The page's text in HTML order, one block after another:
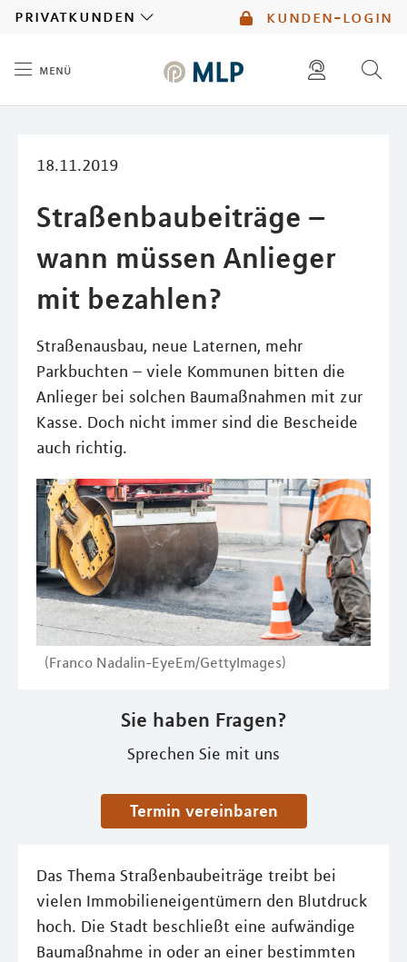
kunden-login
privatkunden
menü
18.11.2019
Straßenbaubeiträge –
wann müssen Anlieger
mit bezahlen?
Straßenausbau, neue Laternen, mehr
Parkbuchten – viele Kommunen bitten die
Anlieger bei solchen Baumaßnahmen mit zur
Kasse. Doch nicht immer sind die Bescheide
auch richtig.
(Franco Nadalin-EyeEm/GettyImages)
Sie haben Fragen?
Sprechen Sie mit uns
Termin vereinbaren
Das Thema Straßenbaubeiträge treibt bei
vielen Immobilieneigentümern den Blutdruck
hoch. Die Stadt beschließt eine aufwändige
Baumaßnahme in oder an einer bestimmten